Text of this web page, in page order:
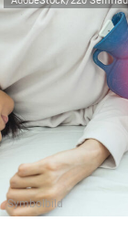
Symbolbild